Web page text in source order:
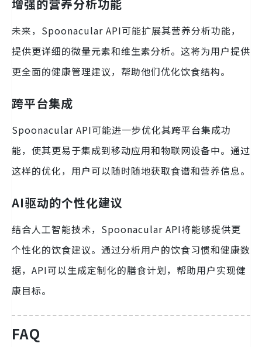
增强的营养分析功能
未来，Spoonacular API可能扩展其营养分析功能，
提供更详细的微量元素和维生素分析。这将为用户提供
更全面的健康管理建议，帮助他们优化饮食结构。
跨平台集成
Spoonacular API可能进一步优化其跨平台集成功
能，使其更易于集成到移动应用和物联网设备中。通过
这样的优化，用户可以随时随地获取食谱和营养信息。
AI驱动的个性化建议
结合人工智能技术，Spoonacular API将能够提供更
个性化的饮食建议。通过分析用户的饮食习惯和健康数
据，API可以生成定制化的膳食计划，帮助用户实现健
康目标。
FAQ